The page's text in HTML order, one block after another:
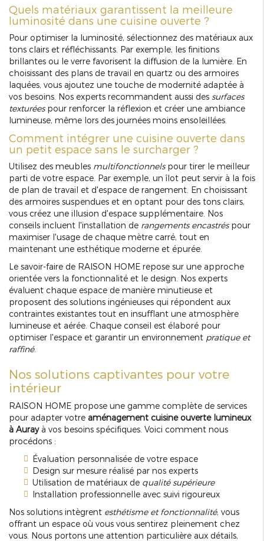
Quels matériaux garantissent la meilleure
luminosité dans une cuisine ouverte ?
Pour optimiser la luminosité, sélectionnez des matériaux aux
tons clairs et réfléchissants. Par exemple, les finitions
brillantes ou le verre favorisent la diffusion de la lumière. En
choisissant des plans de travail en quartz ou des armoires
laquées, vous ajoutez une touche de modernité adaptée à
vos besoins. Nos experts recommandent aussi des surfaces
texturéespour renforcer la réflexion et créer une ambiance
lumineuse, même lors des journées moins ensoleillées.
Comment intégrer une cuisine ouverte dans
un petit espace sans le surcharger ?
Utilisez des meubles multifonctionnelspour tirer le meilleur
parti de votre espace. Par exemple, un îlot peut servir à la fois
de plan de travail et d'espace de rangement. En choisissant
des armoires suspendues et en optant pour des tons clairs,
vous créez une illusion d'espace supplémentaire. Nos
conseils incluent l'installation de rangements encastréspour
maximiser l'usage de chaque mètre carré, tout en
maintenant une esthétique moderne et épurée.
Le savoir-faire de RAISON HOME repose sur une approche
orientée vers la fonctionnalité et le design. Nos experts
évaluent chaque espace de manière minutieuse et
proposent des solutions ingénieuses qui répondent aux
contraintes existantes tout en insufflant une atmosphère
lumineuse et aérée. Chaque conseil est élaboré pour
optimiser l'espace et garantir un environnement pratique et
raffiné.
Nos solutions captivantes pour votre
intérieur
RAISON HOME propose une gamme complète de services
pour adapter votre aménagement cuisine ouverte lumineux
à Aurayà vos besoins spécifiques. Voici comment nous
procédons :
Évaluation personnalisée de votre espace
Design sur mesure réalisé par nos experts
Utilisation de matériaux de qualité supérieure
Installation professionnelle avec suivi rigoureux
Nos solutions intègrent esthétisme et fonctionnalité, vous
offrant un espace où vous vous sentirez pleinement chez
vous. Nous portons une attention particulière aux détails,